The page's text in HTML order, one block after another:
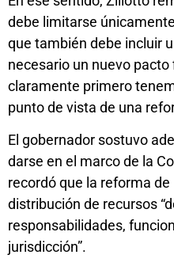
debe limitarse
que también debe incluir
necesario un nuevo
claramente primero
punto de vista de una
El gobernador sostuvo
darse en el marco de la
recordó que la reforma
distribución de recursos
responsabilidades,
jurisdicción”.